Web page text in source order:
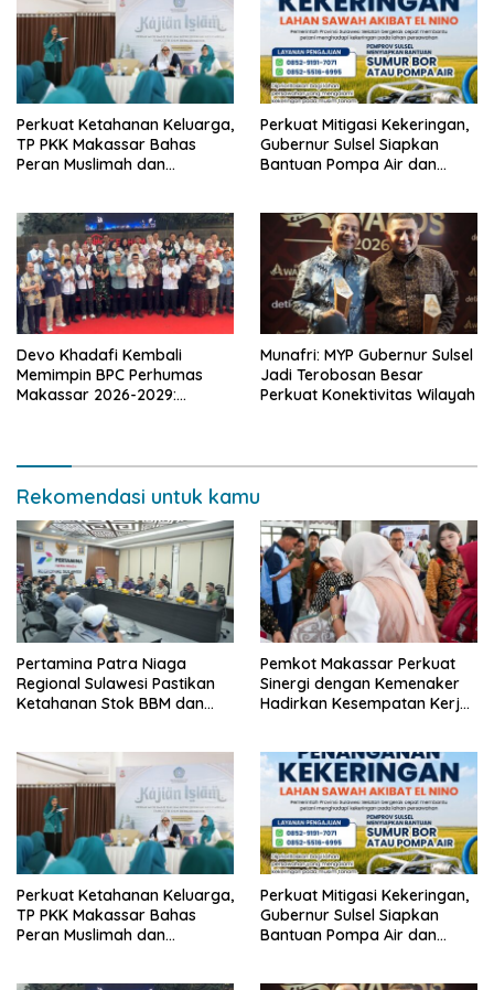
Perkuat Ketahanan Keluarga,
TP PKK Makassar Bahas
Peran Muslimah dan
Perkuat Mitigasi Kekeringan,
Gubernur Sulsel Siapkan
Bantuan Pompa Air dan
Devo Khadafi Kembali
Memimpin BPC Perhumas
Makassar 2026-2029:
Munafri: MYP Gubernur Sulsel
Jadi Terobosan Besar
Perkuat Konektivitas Wilayah
Rekomendasi untuk kamu
Pertamina Patra Niaga
Regional Sulawesi Pastikan
Ketahanan Stok BBM dan
Pemkot Makassar Perkuat
Sinergi dengan Kemenaker
Hadirkan Kesempatan Kerja
Perkuat Ketahanan Keluarga,
TP PKK Makassar Bahas
Peran Muslimah dan
Perkuat Mitigasi Kekeringan,
Gubernur Sulsel Siapkan
Bantuan Pompa Air dan